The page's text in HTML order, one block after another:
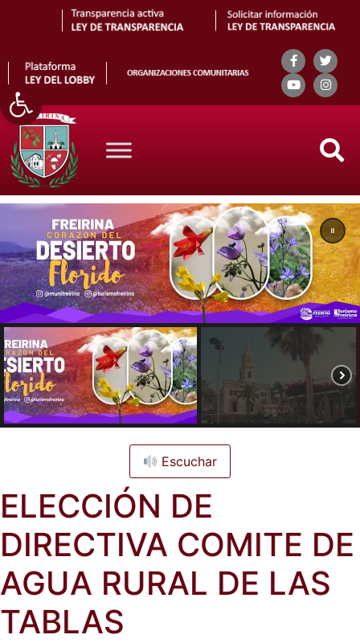
Abrir barra de herramientas
Search
Escuchar
ELECCIÓN DE
DIRECTIVA COMITE DE
AGUA RURAL DE LAS
TABLAS